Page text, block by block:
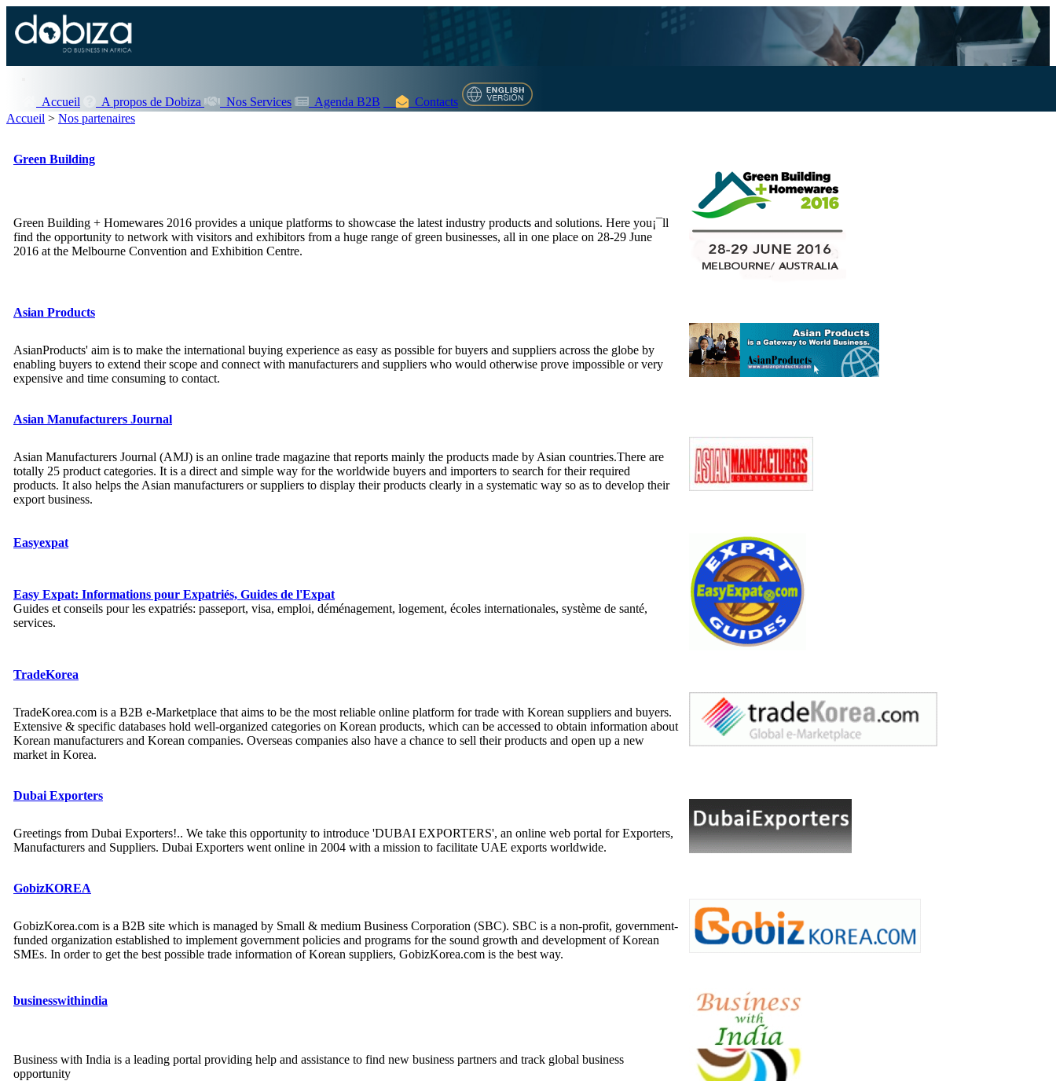
Accueil A propos de Dobiza Nos Services Agenda B2B
Contacts
Accueil > Nos partenaires
Green Building
Green Building + Homewares 2016 provides a unique platforms to showcase the latest industry products and solutions. Here you¡¯ll
find the opportunity to network with visitors and exhibitors from a huge range of green businesses, all in one place on 28-29 June
2016 at the Melbourne Convention and Exhibition Centre.
Asian Products
AsianProducts' aim is to make the international buying experience as easy as possible for buyers and suppliers across the globe by
enabling buyers to extend their scope and connect with manufacturers and suppliers who would otherwise prove impossible or very
expensive and time consuming to contact.
Asian Manufacturers Journal
Asian Manufacturers Journal (AMJ) is an online trade magazine that reports mainly the products made by Asian countries.There are
totally 25 product categories. It is a direct and simple way for the worldwide buyers and importers to search for their required
products. It also helps the Asian manufacturers or suppliers to display their products clearly in a systematic way so as to develop their
export business.
Easyexpat
Easy Expat: Informations pour Expatriés, Guides de l'Expat
Guides et conseils pour les expatriés: passeport, visa, emploi, déménagement, logement, écoles internationales, système de santé,
services.
TradeKorea
TradeKorea.com is a B2B e-Marketplace that aims to be the most reliable online platform for trade with Korean suppliers and buyers.
Extensive & specific databases hold well-organized categories on Korean products, which can be accessed to obtain information about
Korean manufacturers and Korean companies. Overseas companies also have a chance to sell their products and open up a new
market in Korea.
Dubai Exporters
Greetings from Dubai Exporters!.. We take this opportunity to introduce 'DUBAI EXPORTERS', an online web portal for Exporters,
Manufacturers and Suppliers. Dubai Exporters went online in 2004 with a mission to facilitate UAE exports worldwide.
GobizKOREA
GobizKorea.com is a B2B site which is managed by Small & medium Business Corporation (SBC). SBC is a non-profit, government-
funded organization established to implement government policies and programs for the sound growth and development of Korean
SMEs. In order to get the best possible trade information of Korean suppliers, GobizKorea.com is the best way.
businesswithindia
Business with India is a leading portal providing help and assistance to find new business partners and track global business
opportunity